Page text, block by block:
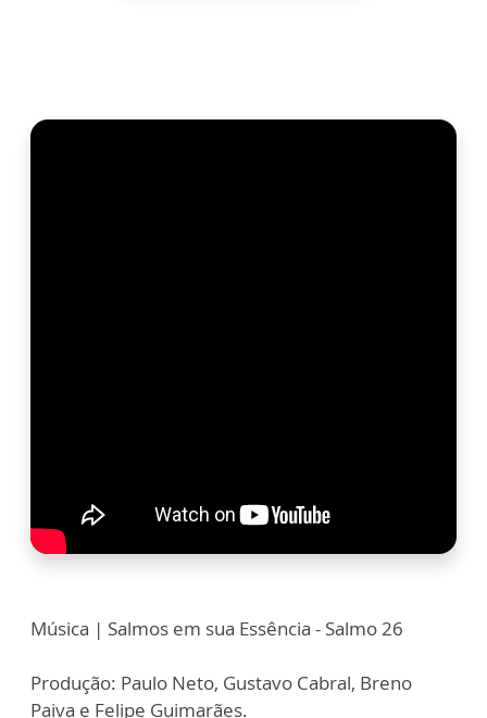
Música | Salmos em sua Essência - Salmo 26
Produção: Paulo Neto, Gustavo Cabral, Breno
Paiva e Felipe Guimarães.